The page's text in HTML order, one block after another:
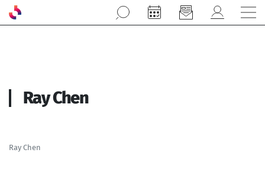
Aller au contenu principal
Ray Chen
Ray Chen